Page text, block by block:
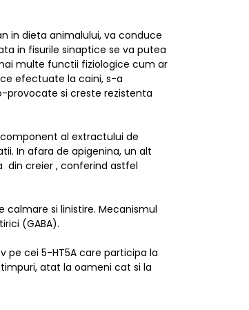
in dieta animalului, va conduce
in fisurile sinaptice se va putea
multe functii fiziologice cum ar
efectuate la caini, s-a
provocate si creste rezistenta
al extractului de
In afara de apigenina, un alt
din creier , conferind astfel
si linistire. Mecanismul
(GABA).
cei 5-HT5A care participa la
atat la oameni cat si la